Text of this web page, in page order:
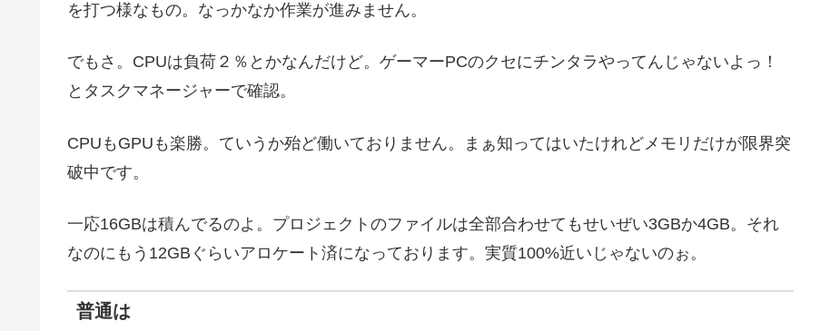
を打つ様なもの。なっかなか作業が進みません。
でもさ。CPUは負荷２％とかなんだけど。ゲーマーPCのクセにチンタラやってんじゃないよっ！
とタスクマネージャーで確認。
CPUもGPUも楽勝。ていうか殆ど働いておりません。まぁ知ってはいたけれどメモリだけが限界突
破中です。
一応16GBは積んでるのよ。プロジェクトのファイルは全部合わせてもせいぜい3GBか4GB。それ
なのにもう12GBぐらいアロケート済になっております。実質100%近いじゃないのぉ。
普通は